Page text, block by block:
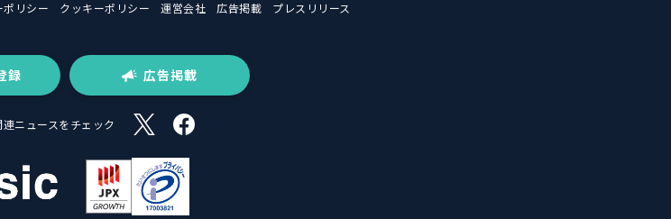
ポリシー クッキーポリシー 運営会社 広告掲載 プレスリリース
録 広告掲載
ニュースをチェック